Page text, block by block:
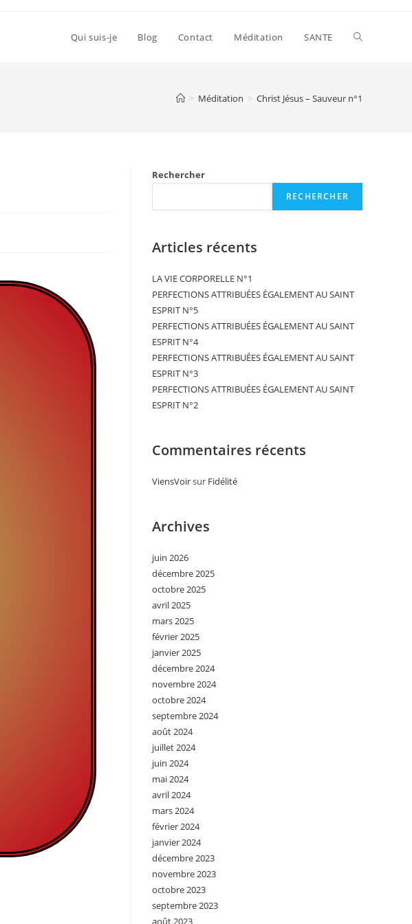
Qui suis-je Blog Contact Méditation SANTE
> Méditation > Christ Jésus – Sauveur n°1
Rechercher
RECHERCHER
Articles récents
LA VIE CORPORELLE N°1
PERFECTIONS ATTRIBUÉES ÉGALEMENT AU SAINT
ESPRIT N°5
PERFECTIONS ATTRIBUÉES ÉGALEMENT AU SAINT
ESPRIT N°4
PERFECTIONS ATTRIBUÉES ÉGALEMENT AU SAINT
ESPRIT N°3
PERFECTIONS ATTRIBUÉES ÉGALEMENT AU SAINT
ESPRIT N°2
Commentaires récents
ViensVoirsur Fidélité
Archives
juin 2026
décembre 2025
octobre 2025
avril 2025
mars 2025
février 2025
janvier 2025
décembre 2024
novembre 2024
octobre 2024
septembre 2024
août 2024
juillet 2024
juin 2024
mai 2024
avril 2024
mars 2024
février 2024
janvier 2024
décembre 2023
novembre 2023
octobre 2023
septembre 2023
août 2023